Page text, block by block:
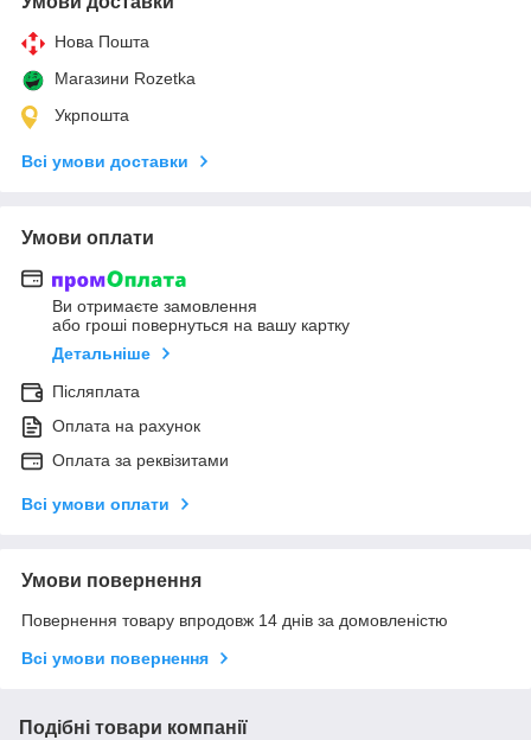
Нова Пошта
Магазини Rozetka
Укрпошта
Всі умови доставки
Умови оплати
Ви отримаєте замовлення
або гроші повернуться на вашу картку
Детальніше
Післяплата
Оплата на рахунок
Оплата за реквізитами
Всі умови оплати
Умови повернення
Повернення товару впродовж 14 днів за домовленістю
Всі умови повернення
Подібні товари компанії